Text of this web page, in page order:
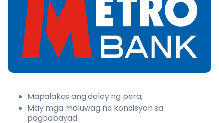
Mapalakas ang daloy ng pera;
May mga maluwag na kondisyon sa
pagbabayad.